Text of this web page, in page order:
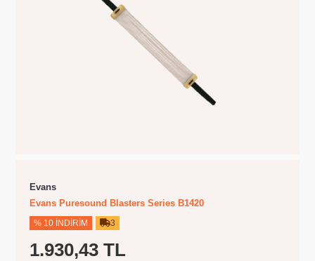
Evans
Evans Puresound Blasters Series B1420
% 10 İNDIRIM 3
1.930,43 TL